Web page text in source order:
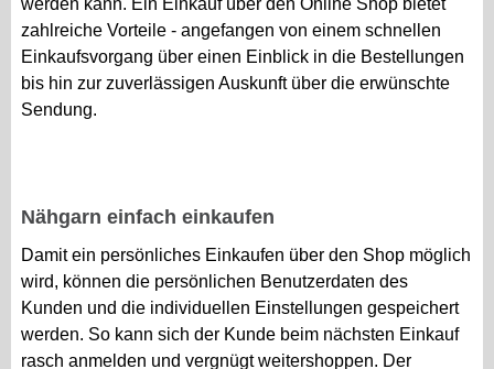
werden kann. Ein Einkauf über den Online Shop bietet
zahlreiche Vorteile - angefangen von einem schnellen
Einkaufsvorgang über einen Einblick in die Bestellungen
bis hin zur zuverlässigen Auskunft über die erwünschte
Sendung.
Nähgarn einfach einkaufen
Damit ein persönliches Einkaufen über den Shop möglich
wird, können die persönlichen Benutzerdaten des
Kunden und die individuellen Einstellungen gespeichert
werden. So kann sich der Kunde beim nächsten Einkauf
rasch anmelden und vergnügt weitershoppen. Der